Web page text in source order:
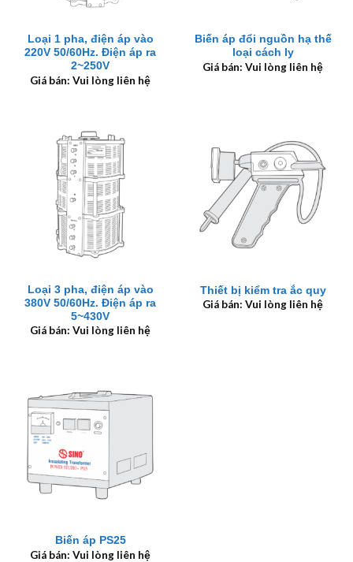
Loại 1 pha, điện áp vào
220V 50/60Hz. Điện áp ra
2~250V
Giá bán: Vui lòng liên hệ
Biến áp đổi nguồn hạ thế
loại cách ly
Giá bán: Vui lòng liên hệ
Loại 3 pha, điện áp vào
380V 50/60Hz. Điện áp ra
5~430V
Giá bán: Vui lòng liên hệ
Thiết bị kiểm tra ắc quy
Giá bán: Vui lòng liên hệ
Biến áp PS25
Giá bán: Vui lòng liên hệ